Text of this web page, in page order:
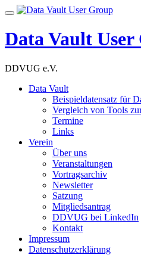
Skip
content
Toggle
Data Vault User
DDVUG e.V.
Data Vault
Beispieldatensatz für
Vergleich von Tools
Termine
Links
Verein
Über uns
Veranstaltungen
Vortragsarchiv
Newsletter
Satzung
Mitgliedsantrag
DDVUG bei LinkedIn
Kontakt
Impressum
Datenschutzerklärung